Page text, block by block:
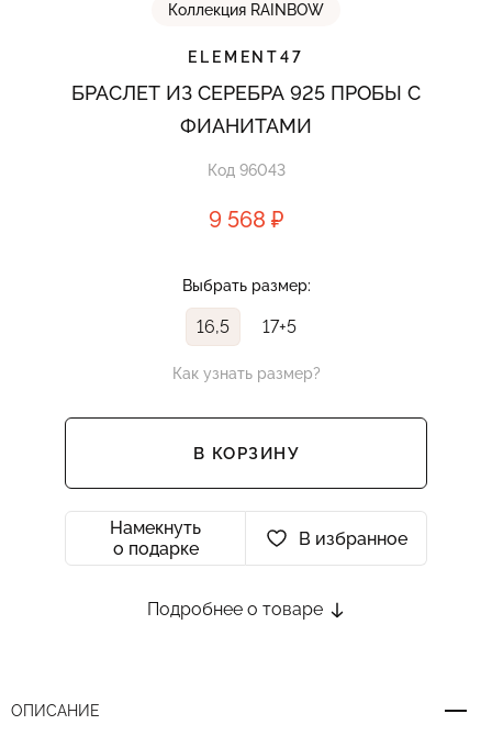
Коллекция RAINBOW
ELEMENT47
БРАСЛЕТ ИЗ СЕРЕБРА 925 ПРОБЫ С
ФИАНИТАМИ
Код 96043
9 568 ₽
Выбрать размер:
16,5 17+5
Как узнать размер?
В КОРЗИНУ
Намекнуть
о подарке
В избранное
Подробнее о товаре
ОПИСАНИЕ